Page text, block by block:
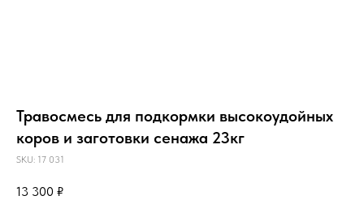
Травосмесь для подкормки высокоудойных
коров и заготовки сенажа 23кг
SKU: 17 031
13 300 ₽